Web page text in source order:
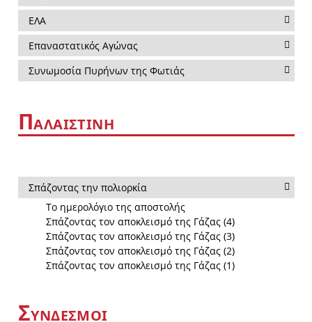
ΕΛΑ
Επαναστατικός Αγώνας
Συνωμοσία Πυρήνων της Φωτιάς
ΠΑΛΑΙΣΤΊΝΗ
Σπάζοντας την πολιορκία
Το ημερολόγιο της αποστολής
Σπάζοντας τον αποκλεισμό της Γάζας (4)
Σπάζοντας τον αποκλεισμό της Γάζας (3)
Σπάζοντας τον αποκλεισμό της Γάζας (2)
Σπάζοντας τον αποκλεισμό της Γάζας (1)
ΣΎΝΔΕΣΜΟΙ